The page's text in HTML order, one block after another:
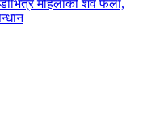
महिलाको शव फेला,